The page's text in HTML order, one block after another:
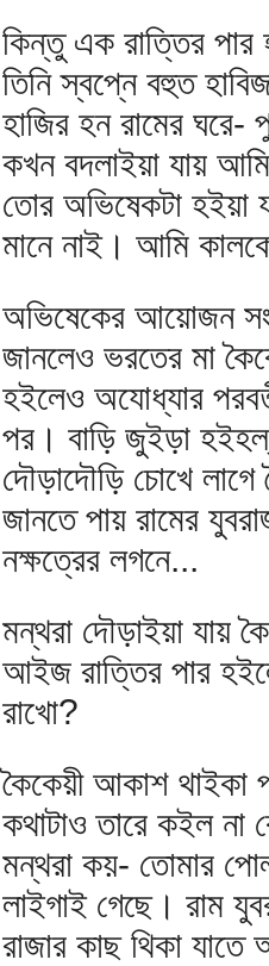
কিন্তু এক রাত্তির
তিনি স্বপ্নে বহুত
হাজির হন রামের
কখন বদলাইয়া যায়
তোর অভিষেকটা হইয়া
মানে নাই। আমি
অভিষেকের আয়োজন
জানলেও ভরতের মা
হইলেও অযোধ্যার
পর। বাড়ি জুইড়া
দৌড়াদৌড়ি চোখে লাগে
জানতে পায় রামের
নক্ষত্রের লগনে...
মন্থরা দৌড়াইয়া যায়
আইজ রাত্তির পার
রাখো?
কৈকেয়ী আকাশ থাইকা
কথাটাও তারে কইল
মন্থরা কয়- তোমার
লাইগাই গেছে। রাম
রাজার কাছ থিকা